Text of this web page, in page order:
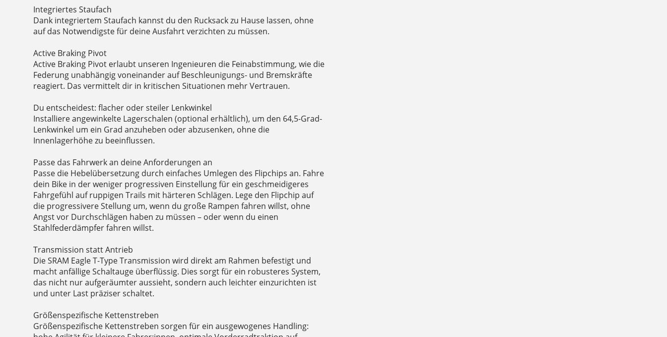
Integriertes Staufach
Dank integriertem Staufach kannst du den Rucksack zu Hause lassen, ohne
auf das Notwendigste für deine Ausfahrt verzichten zu müssen.
Active Braking Pivot
Active Braking Pivot erlaubt unseren Ingenieuren die Feinabstimmung, wie die
Federung unabhängig voneinander auf Beschleunigungs- und Bremskräfte
reagiert. Das vermittelt dir in kritischen Situationen mehr Vertrauen.
Du entscheidest: flacher oder steiler Lenkwinkel
Installiere angewinkelte Lagerschalen (optional erhältlich), um den 64,5-Grad-
Lenkwinkel um ein Grad anzuheben oder abzusenken, ohne die
Innenlagerhöhe zu beeinflussen.
Passe das Fahrwerk an deine Anforderungen an
Passe die Hebelübersetzung durch einfaches Umlegen des Flipchips an. Fahre
dein Bike in der weniger progressiven Einstellung für ein geschmeidigeres
Fahrgefühl auf ruppigen Trails mit härteren Schlägen. Lege den Flipchip auf
die progressivere Stellung um, wenn du große Rampen fahren willst, ohne
Angst vor Durchschlägen haben zu müssen – oder wenn du einen
Stahlfederdämpfer fahren willst.
Transmission statt Antrieb
Die SRAM Eagle T-Type Transmission wird direkt am Rahmen befestigt und
macht anfällige Schaltauge überflüssig. Dies sorgt für ein robusteres System,
das nicht nur aufgeräumter aussieht, sondern auch leichter einzurichten ist
und unter Last präziser schaltet.
Größenspezifische Kettenstreben
Größenspezifische Kettenstreben sorgen für ein ausgewogenes Handling: